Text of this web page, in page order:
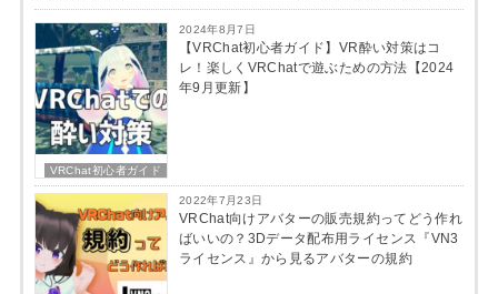
VRChat初心者ガイド
2024年8月7日
【VRChat初心者ガイド】VR酔い対策はコ
レ！楽しくVRChatで遊ぶための方法【2024
年9月更新】
2022年7月23日
VRChat向けアバターの販売規約ってどう作れ
ばいいの？3Dデータ配布用ライセンス『VN3
ライセンス』から見るアバターの規約